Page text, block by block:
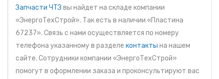
Запчасти ЧТЗ вы найдет на складе компании
«ЭнергоТехСтрой». Так есть в наличии «Пластина
67237». Связь с нами осуществляется по номеру
телефона указанному в разделе контакты на нашем
сайте. Сотрудники компании «ЭнергоТехСтрой»
помогут в оформлении заказа и проконсультируют вас